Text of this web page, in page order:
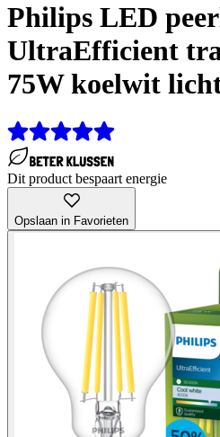
Philips LED
UltraEfficient
75W koelwit
Dit product bespaart energie
Opslaan in Favorieten